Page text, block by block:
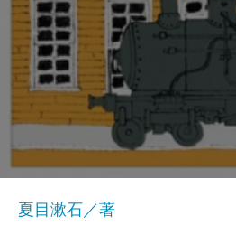
夏目漱石／著